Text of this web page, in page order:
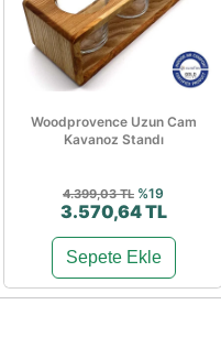
Woodprovence Uzun Cam
Kavanoz Standı
4.399,03 TL %19
3.570,64 TL
Sepete Ekle